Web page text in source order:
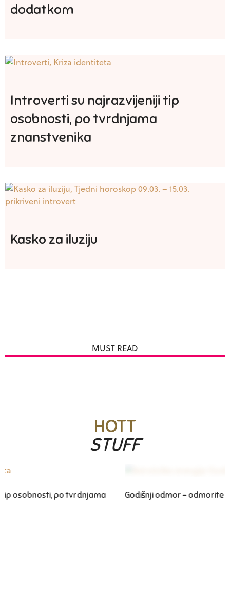
dodatkom
Introverti su najrazvijeniji tip
osobnosti, po tvrdnjama
znanstvenika
Kasko za iluziju
MUST READ
HOTT
STUFF